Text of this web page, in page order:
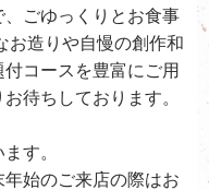
ごゆっくりとお食事
お造りや自慢の創作和
コースを豊富にご用
待ちしております。
す。
始のご来店の際はお